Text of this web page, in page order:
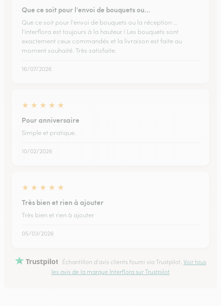
Que ce soit pour l'envoi de bouquets ou…
Que ce soit pour l'envoi de bouquets ou la réception ...
l'interflora est toujours à la hauteur ! Les bouquets sont
exactement ceux commandés et la livraison est faite au
moment souhaité. Très satisfaite.
16/07/2026
★ ★ ★ ★ ★
Pour anniversaire
Simple et pratique.
10/02/2026
★ ★ ★ ★ ★
Très bien et rien à ajouter
Très bien et rien à ajouter
05/03/2026
Trustpilot Échantillon d'avis clients fourni via Trustpilot. Voir tous
les avis de la marque Interflora sur Trustpilot